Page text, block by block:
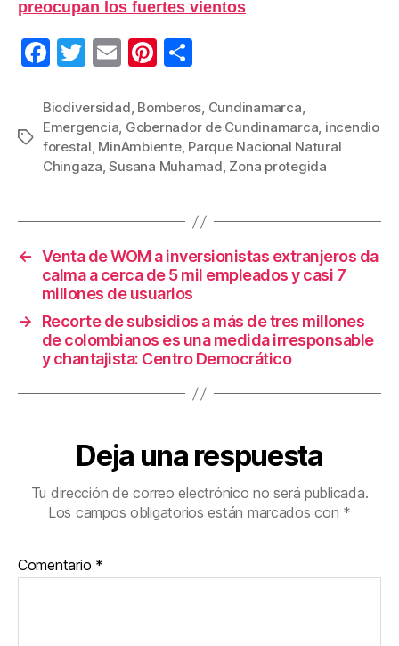
preocupan los fuertes vientos
F
c
e
b
o
k
T
tt
er
E
ail
Pi
er
e
st
m
p
ar
Etiquetas
Biodiversidad, Bomberos, Cundinamarca,
Emergencia, Gobernador de Cundinamarca, incendio
forestal, MinAmbiente, Parque Nacional Natural
Chingaza,Susana Muhamad, Zona protegida
← Venta de WOM a inversionistas extranjeros da
calma a cerca de 5 mil empleados y casi 7
millones de usuarios
→
Recorte de subsidios a más de tres millones
de colombianos es una medida irresponsable
y chantajista: Centro Democrático
Deja una respuesta
Tu dirección de correo electrónico no será publicada.
Los campos obligatorios están marcados con *
Comentario *